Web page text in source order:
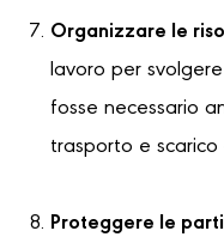
Organizzare le
lavoro per
fosse necessario
trasporto e scarico
Proteggere le